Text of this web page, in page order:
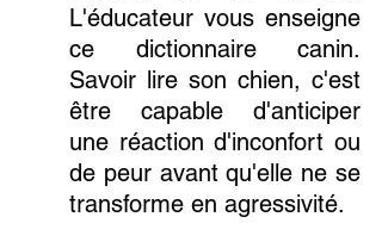
L'éducateur vous enseigne
ce dictionnaire canin.
Savoir lire son chien, c'est
être capable d'anticiper
une réaction d'inconfort ou
de peur avant qu'elle ne se
transforme en agressivité.